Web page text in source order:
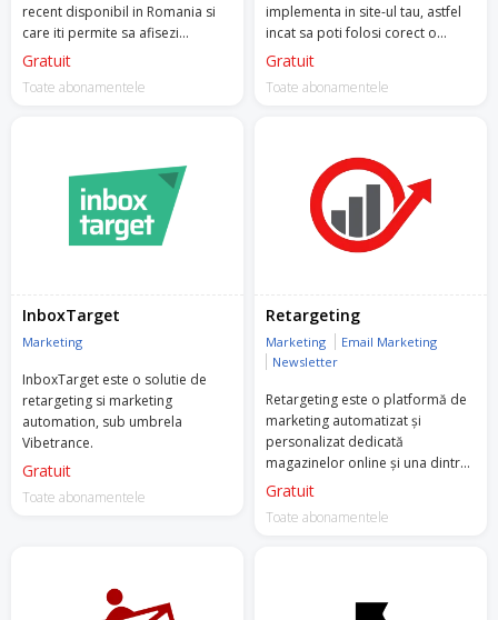
recent disponibil in Romania si
care iti permite sa afisezi
produsele si detaliile lor.
Gratuit
Toate abonamentele
implementa in site-ul tau, astfel
incat sa poti folosi corect o
multime de instrumente Google.
Gratuit
Toate abonamentele
InboxTarget
Marketing
InboxTarget este o solutie de
retargeting si marketing
automation, sub umbrela
Vibetrance.
Gratuit
Toate abonamentele
Retargeting
Marketing
Email Marketing
Newsletter
Retargeting este o platformă de
marketing automatizat și
personalizat dedicată
magazinelor online și una dintre
primele companii din Europa de
Marketing, cât și Google Premier
de servicii automate și bazate pe
Gratuit
Toate abonamentele